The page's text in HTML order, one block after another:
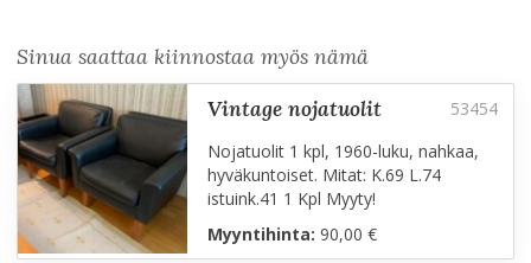
Sinua saattaa kiinnostaa myös nämä
vintage nojatuolit
Nojatuolit 1 kpl, 1960-luku, nahkaa,
hyväkuntoiset. Mitat: K.69 L.74
istuink.41 1 Kpl Myyty!
Myyntihinta: 90,00 €